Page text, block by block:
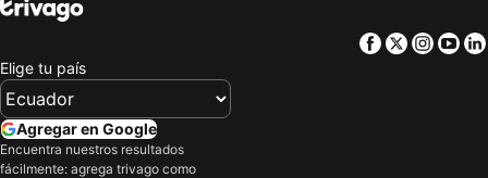
Facebook
Twitter
Elige tu país
Agregar en Google
Encuentra nuestros resultados
fácilmente: agrega trivago como